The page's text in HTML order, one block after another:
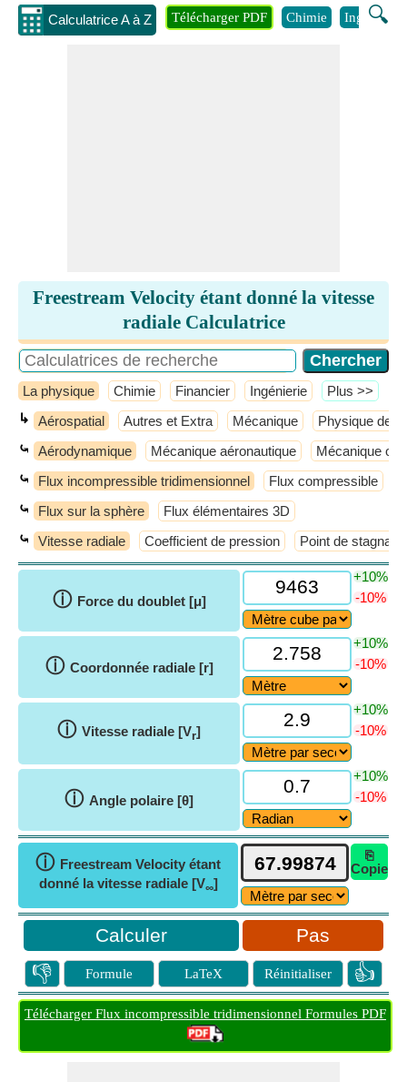
Calculatrice A à Z 🔍
Télécharger PDF Chimie Ingénierie
Freestream Velocity étant donné la vitesse
radiale Calculatrice
La physique Chimie Financier Ingénierie ​Plus >>
↳ Aérospatial Autres et Extra Mécanique Physique de
⤿ Aérodynamique Mécanique aéronautique Mécanique
⤿ Flux incompressible tridimensionnel Flux compressible
⤿ Flux sur la sphère Flux élémentaires 3D
⤿ Vitesse radiale Coefficient de pression Point de
ⓘ Force du doublet [μ]
+10%
-10%
ⓘ Coordonnée radiale [r]
+10%
-10%
ⓘ Vitesse radiale [Vr]
+10%
-10%
ⓘ Angle polaire [θ]
+10%
-10%
ⓘ Freestream Velocity étant
donné la vitesse radiale [V∞]
⎘
Copie
Pas
👎 Formule LaTeX Réinitialiser 👍
Télécharger Flux incompressible tridimensionnel Formules PDF